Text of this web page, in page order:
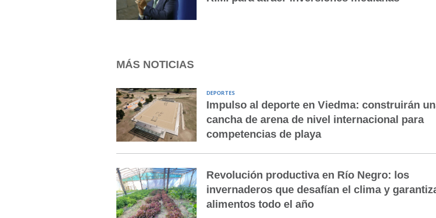
MÁS NOTICIAS
DEPORTES
Impulso al deporte en Viedma: construirán
cancha de arena de nivel internacional para
competencias de playa
Revolución productiva en Río Negro: los
invernaderos que desafían el clima y
alimentos todo el año